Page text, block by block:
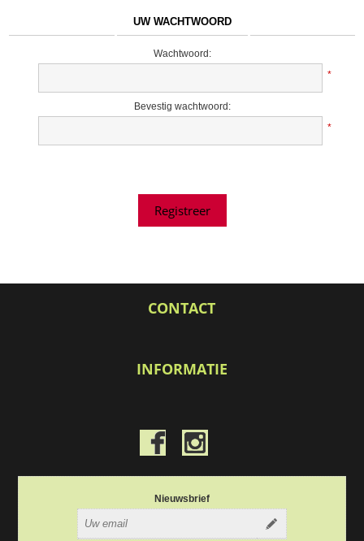
UW WACHTWOORD
Wachtwoord:
*
Bevestig wachtwoord:
*
CONTACT
INFORMATIE
Nieuwsbrief